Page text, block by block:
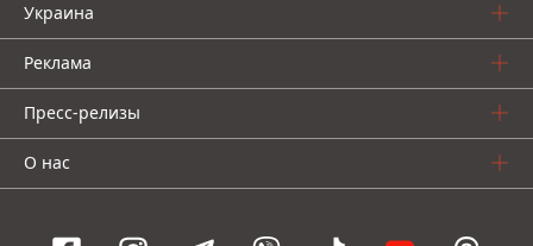
Украина
Реклама
Пресс-релизы
О нас